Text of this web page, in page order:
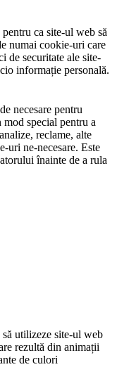
ca site-ul web să
numai cookie-uri care
de securitate ale site-
informație personală.
necesare pentru
special pentru a
reclame, alte
uri ne-necesare. Este
înainte de a rula
utilizeze site-ul web
rezultă din animații
de culori